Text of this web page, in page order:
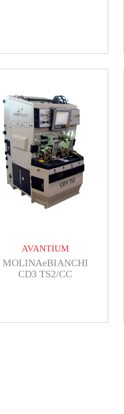
AVANTIUM
MOLINAeBIANCHI
CD3 TS2/CC